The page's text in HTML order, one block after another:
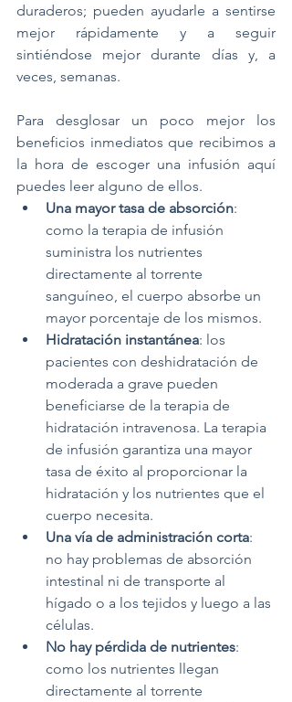
duraderos; pueden ayudarle a sentirse
mejor rápidamente y a seguir
sintiéndose mejor durante días y, a
veces, semanas.
Para desglosar un poco mejor los
beneficios inmediatos que recibimos a
la hora de escoger una infusión aquí
puedes leer alguno de ellos.
Una mayor tasa de absorción:
como la terapia de infusión
suministra los nutrientes
directamente al torrente
sanguíneo, el cuerpo absorbe un
mayor porcentaje de los mismos.
Hidratación instantánea: los
pacientes con deshidratación de
moderada a grave pueden
beneficiarse de la terapia de
hidratación intravenosa. La terapia
de infusión garantiza una mayor
tasa de éxito al proporcionar la
hidratación y los nutrientes que el
cuerpo necesita.
Una vía de administración corta:
no hay problemas de absorción
intestinal ni de transporte al
hígado o a los tejidos y luego a las
células.
No hay pérdida de nutrientes:
como los nutrientes llegan
directamente al torrente